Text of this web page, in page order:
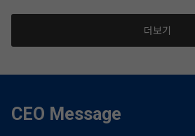
더보기
CEO Message